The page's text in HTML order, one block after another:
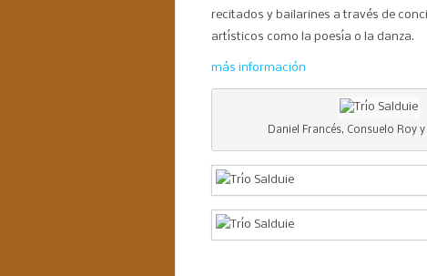
recitados y bailarines a través de
artísticos como la poesía o la danza.
más información
Daniel Francés, Consuelo Roy